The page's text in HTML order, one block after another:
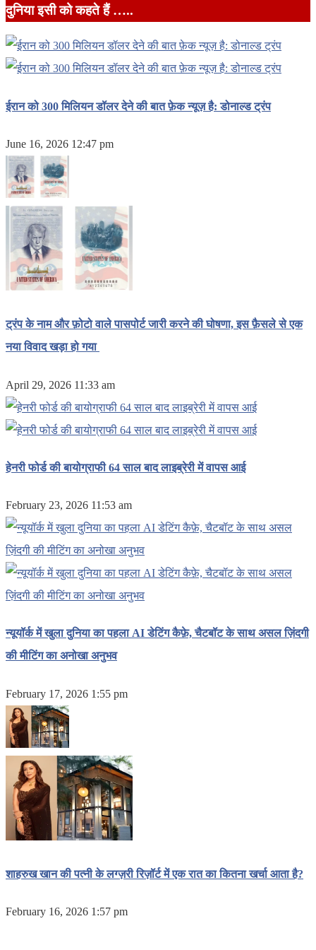
दुनिया इसी को कहते हैं …..
ईरान को 300 मिलियन डॉलर देने की बात फ़ेक न्यूज़ है: डोनाल्ड ट्रंप
June 16, 2026 12:47 pm
ट्रंप के नाम और फ़ोटो वाले पासपोर्ट जारी करने की घोषणा, इस फ़ैसले से एक
नया विवाद खड़ा हो गया
April 29, 2026 11:33 am
हेनरी फोर्ड की बायोग्राफी 64 साल बाद लाइब्रेरी में वापस आई
February 23, 2026 11:53 am
न्यूयॉर्क में खुला दुनिया का पहला AI डेटिंग कैफ़े, चैटबॉट के साथ असल ज़िंदगी
की मीटिंग का अनोखा अनुभव
February 17, 2026 1:55 pm
शाहरुख खान की पत्नी के लग्ज़री रिज़ॉर्ट में एक रात का कितना खर्चा आता है?
February 16, 2026 1:57 pm